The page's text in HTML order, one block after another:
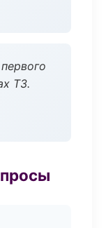
ТЗ.